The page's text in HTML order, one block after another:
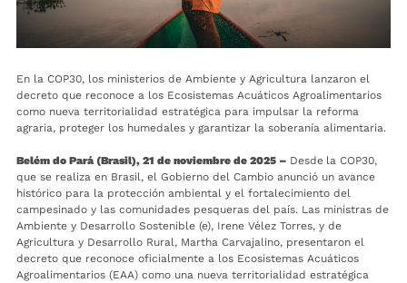
En la COP30, los ministerios de Ambiente y Agricultura lanzaron el
decreto que reconoce a los Ecosistemas Acuáticos Agroalimentarios
como nueva territorialidad estratégica para impulsar la reforma
agraria, proteger los humedales y garantizar la soberanía alimentaria.
Belém do Pará (Brasil), 21 de noviembre de 2025 – Desde la COP30,
que se realiza en Brasil, el Gobierno del Cambio anunció un avance
histórico para la protección ambiental y el fortalecimiento del
campesinado y las comunidades pesqueras del país. Las ministras de
Ambiente y Desarrollo Sostenible (e), Irene Vélez Torres, y de
Agricultura y Desarrollo Rural, Martha Carvajalino, presentaron el
decreto que reconoce oficialmente a los Ecosistemas Acuáticos
Agroalimentarios (EAA) como una nueva territorialidad estratégica